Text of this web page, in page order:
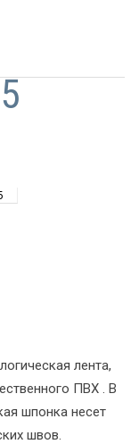
лента,
ПВХ . В
шпонка несет
швов.